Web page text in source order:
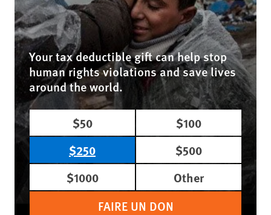
Your tax deductible gift can help stop
human rights violations and save lives
around the world.
$50
$100
$250
$500
$1000
Other
FAIRE UN DON